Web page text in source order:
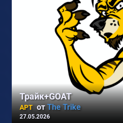
Трайк+GOAT
АРТ отThe Trike
27.05.2026